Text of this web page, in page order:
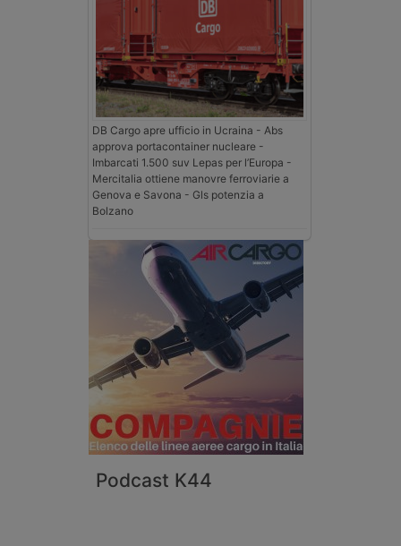
DB Cargo apre ufficio in Ucraina - Abs
approva portacontainer nucleare -
Imbarcati 1.500 suv Lepas per l’Europa -
Mercitalia ottiene manovre ferroviarie a
Genova e Savona - Gls potenzia a
Bolzano
Podcast K44